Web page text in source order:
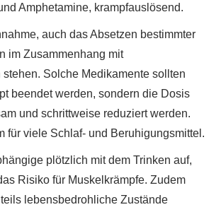
Amphetamine, krampfauslösend.
auch das Absetzen bestimmter
im Zusammenhang mit
stehen. Solche Medikamente sollten
beendet werden, sondern die Dosis
und schrittweise reduziert werden.
für viele Schlaf- und Beruhigungsmittel.
plötzlich mit dem Trinken auf,
Risiko für Muskelkrämpfe. Zudem
lebensbedrohliche Zustände